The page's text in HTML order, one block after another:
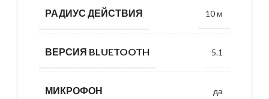
РАДИУС ДЕЙСТВИЯ 10 м
ВЕРСИЯ BLUETOOTH 5.1
МИКРОФОН да